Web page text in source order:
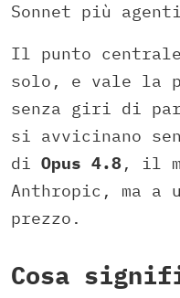
Sonnet più
Il punto
solo, e vale la
senza giri di
si avvicinano
di Opus 4.8, il
Anthropic, ma a
prezzo.
Cosa